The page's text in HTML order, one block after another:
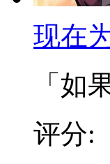
现在
「如
评分: